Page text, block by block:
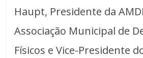
Haupt, Presidente da
Associação Municipal de
Físicos e Vice-Presidente